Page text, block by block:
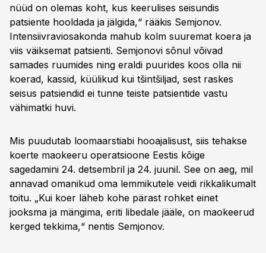
nüüd on olemas koht, kus keerulises seisundis
patsiente hooldada ja jälgida,“ rääkis Semjonov.
Intensiivraviosakonda mahub kolm suuremat koera ja
viis väiksemat patsienti. Semjonovi sõnul võivad
samades ruumides ning eraldi puurides koos olla nii
koerad, kassid, küülikud kui tšintšiljad, sest raskes
seisus patsiendid ei tunne teiste patsientide vastu
vähimatki huvi.
Mis puudutab loomaarstiabi hooajalisust, siis tehakse
koerte maokeeru operatsioone Eestis kõige
sagedamini 24. detsembril ja 24. juunil. See on aeg, mil
annavad omanikud oma lemmikutele veidi rikkalikumalt
toitu. „Kui koer läheb kohe pärast rohket einet
jooksma ja mängima, eriti libedale jääle, on maokeerud
kerged tekkima,“ nentis Semjonov.